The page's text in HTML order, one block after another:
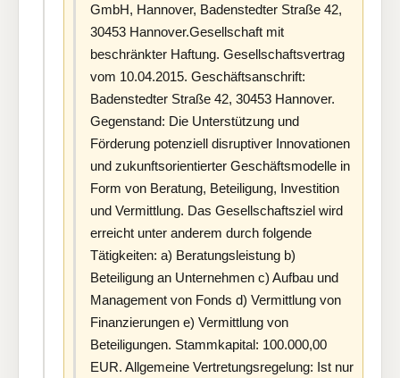
GmbH, Hannover, Badenstedter Straße 42,
30453 Hannover.Gesellschaft mit
beschränkter Haftung. Gesellschaftsvertrag
vom 10.04.2015. Geschäftsanschrift:
Badenstedter Straße 42, 30453 Hannover.
Gegenstand: Die Unterstützung und
Förderung potenziell disruptiver Innovationen
und zukunftsorientierter Geschäftsmodelle in
Form von Beratung, Beteiligung, Investition
und Vermittlung. Das Gesellschaftsziel wird
erreicht unter anderem durch folgende
Tätigkeiten: a) Beratungsleistung b)
Beteiligung an Unternehmen c) Aufbau und
Management von Fonds d) Vermittlung von
Finanzierungen e) Vermittlung von
Beteiligungen. Stammkapital: 100.000,00
EUR. Allgemeine Vertretungsregelung: Ist nur